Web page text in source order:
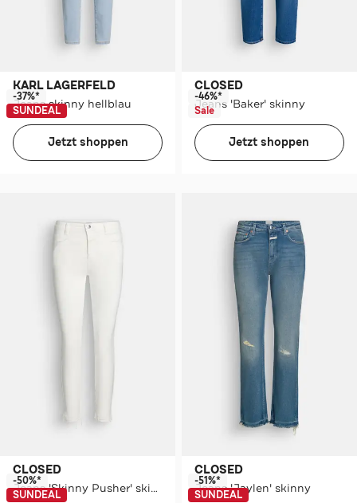
KARL LAGERFELD
Jeans skinny hellblau
-37%*
SUNDEAL
Jetzt shoppen
CLOSED
Jeans 'Baker' skinny
-46%*
Sale
Jetzt shoppen
CLOSED
Jeans 'Skinny Pusher' skinny
-50%*
SUNDEAL
CLOSED
Jeans 'Jaylen' skinny
-51%*
SUNDEAL